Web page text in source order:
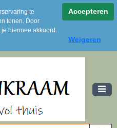
(NL)
te
tonen. Door
hiermee akkoord.
Accepteren
Weigeren